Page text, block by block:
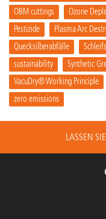
OBM cuttings
Ozone
Pestizide
Plasma Arc
Quecksilberabfälle
sustainability
Synthetic
VacuDry® Working Principle
zero emissions
LASSEN